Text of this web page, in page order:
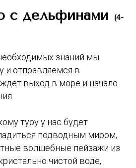
с дельфинами
(4-
знаний мы
и отправляемся в
выход в море и начало
туру у нас будет
подводным миром,
волшебные пейзажи из
чистой воде,